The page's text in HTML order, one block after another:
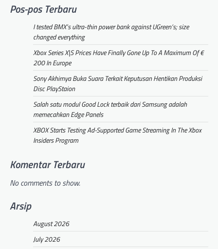
Pos-pos Terbaru
I tested BMX’s ultra-thin power bank against UGreen’s; size
changed everything
Xbox Series X|S Prices Have Finally Gone Up To A Maximum Of €
200 In Europe
Sony Akhirnya Buka Suara Terkait Keputusan Hentikan Produksi
Disc PlayStaion
Salah satu modul Good Lock terbaik dari Samsung adalah
memecahkan Edge Panels
XBOX Starts Testing Ad-Supported Game Streaming In The Xbox
Insiders Program
Komentar Terbaru
No comments to show.
Arsip
August 2026
July 2026